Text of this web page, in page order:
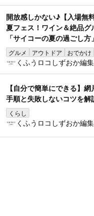
開放感しかない♪【入場無
夏フェス！ワイン＆絶品
「サイコーの夏の過ごし方」
グルメ アウトドア おでかけ
くふうロコしずおか編
【自分で簡単にできる】
手順と失敗しないコツを解
くらし
くふうロコしずおか編